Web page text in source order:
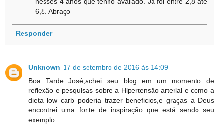
6,8. Abraço
Responder
Unknown 17 de setembro de 2016 às 14:09
Boa Tarde José,achei seu blog em um momento de
reflexão e pesquisas sobre a Hipertensão arterial e como a
dieta low carb poderia trazer beneficios,e graças a Deus
encontrei uma fonte de inspiração que está sendo seu
exemplo.